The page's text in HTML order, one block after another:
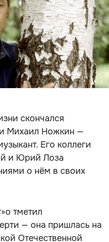
скончался
Михаил Ножкин —
Его коллеги
и Юрий Лоза
о нём в своих
тметил
— она пришлась на
Отечественной